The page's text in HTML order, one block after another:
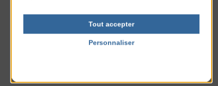
Tout accepter
Personnaliser